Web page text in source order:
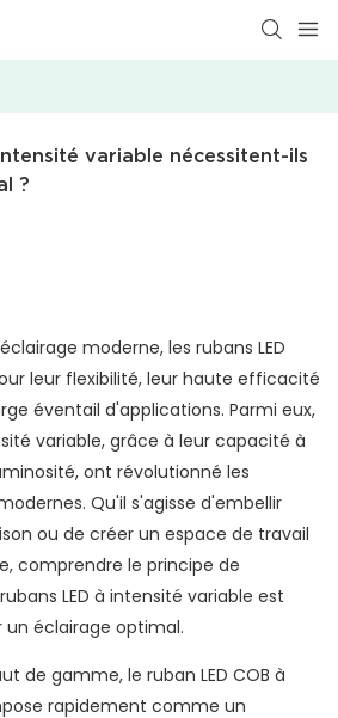
variable nécessitent-ils
?
moderne, les rubans LED
leur flexibilité, leur haute efficacité
éventail d'applications. Parmi eux,
variable, grâce à leur capacité à
ont révolutionné les
Qu'il s'agisse d'embellir
ou de créer un espace de travail
comprendre le principe de
LED à intensité variable est
éclairage optimal.
de gamme, le ruban LED COB à
rapidement comme un